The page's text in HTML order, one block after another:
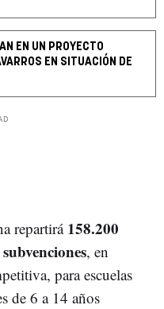
EN UN PROYECTO
EN SITUACIÓN DE
repartirá158.200
, en
para escuelas
de 6 a 14 años